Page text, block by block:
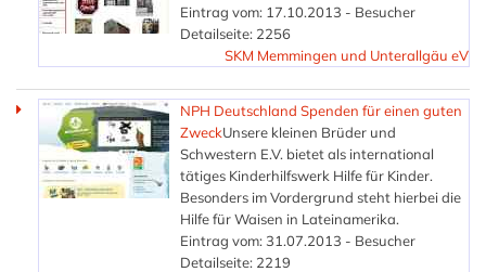
Eintrag vom: 17.10.2013 - Besucher
Detailseite: 2256
SKM Memmingen und Unterallgäu eV
NPH Deutschland Spenden für einen guten
ZweckUnsere kleinen Brüder und
Schwestern E.V. bietet als international
tätiges Kinderhilfswerk Hilfe für Kinder.
Besonders im Vordergrund steht hierbei die
Hilfe für Waisen in Lateinamerika.
Eintrag vom: 31.07.2013 - Besucher
Detailseite: 2219